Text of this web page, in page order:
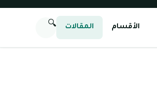
الأقسام المقالات 🔍